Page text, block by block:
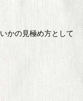
かの見極め方として